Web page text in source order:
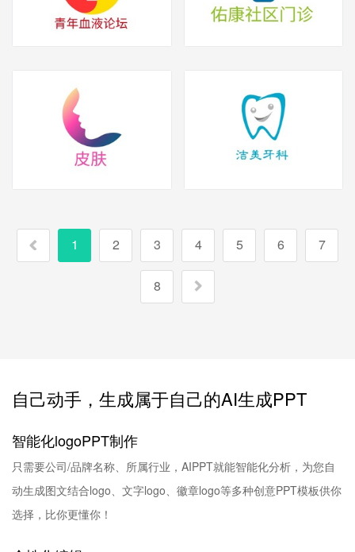
1 2 3 4 5 6 7
8
自己动手，生成属于自己的AI生成PPT
智能化logoPPT制作
只需要公司/品牌名称、所属行业，AIPPT就能智能化分析，为您自
动生成图文结合logo、文字logo、徽章logo等多种创意PPT模板供你
选择，比你更懂你！